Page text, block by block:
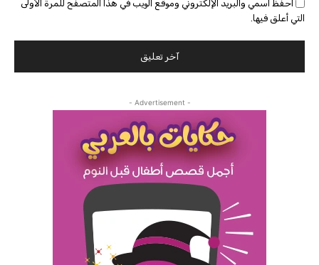
احفظ اسمي والبريد الإلكتروني وموقع الويب في هذا المتصفح للمرة الأولى
التي أعلق فيها.
- Advertisement -